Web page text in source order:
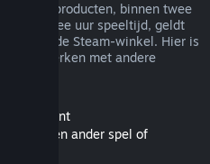
Steam-producten, binnen twee
dan twee uur speeltijd, geldt
in de Steam-winkel. Hier is
werken met andere
Content
een ander spel of